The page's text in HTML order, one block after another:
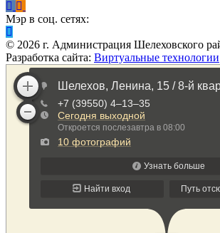
Мэр в соц. сетях:
© 2026 г. Администрация Шелеховского
Разработка сайта: Виртуальные технологии